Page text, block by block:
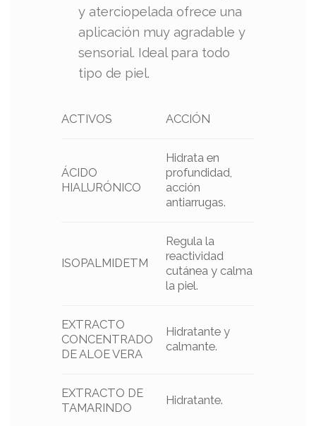
y aterciopelada ofrece una
aplicación muy agradable y
sensorial. Ideal para todo
tipo de piel.
ACTIVOS ACCIÓN
ÁCIDO
HIALURÓNICO
Hidrata en
profundidad,
acción
antiarrugas.
ISOPALMIDETM
Regula la
reactividad
cutánea y calma
la piel.
EXTRACTO
CONCENTRADO
DE ALOE VERA
Hidratante y
calmante.
EXTRACTO DE
TAMARINDO
Hidratante.